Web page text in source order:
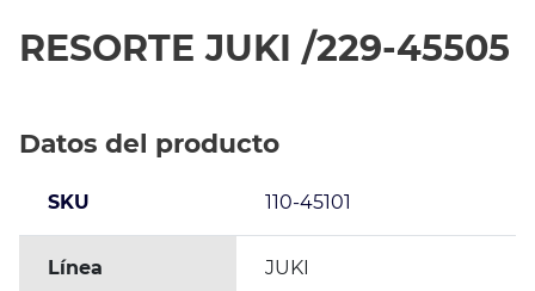
RESORTE JUKI /229-45505
Datos del producto
SKU 110-45101
Línea JUKI